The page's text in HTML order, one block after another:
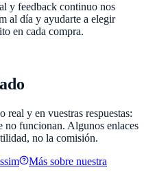
y feedback continuo nos
al día y ayudarte a elegir
en cada compra.
real y en vuestras respuestas:
no funcionan. Algunos enlaces
no la comisión.
Más sobre nuestra